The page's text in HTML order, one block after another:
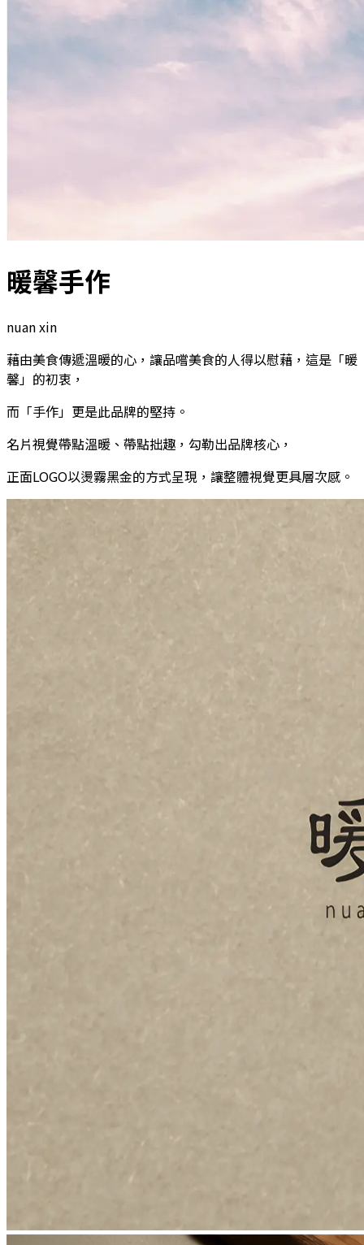
暖馨手作
nuan xin
藉由美食傳遞溫暖的心，讓品嚐美食的人得以慰藉，這是「暖
馨」的初衷，
而「手作」更是此品牌的堅持。
名片視覺帶點溫暖、帶點拙趣，勾勒出品牌核心，
正面LOGO以燙霧黑金的方式呈現，讓整體視覺更具層次感。